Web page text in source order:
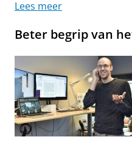
Lees meer
Beter begrip van